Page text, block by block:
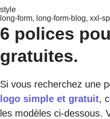
style
long-form, long-form-blog, xxl-
6 polices
gratuites.
Si vous recherchez une
logo simple et gratuit,
les modèles ci-dessous.